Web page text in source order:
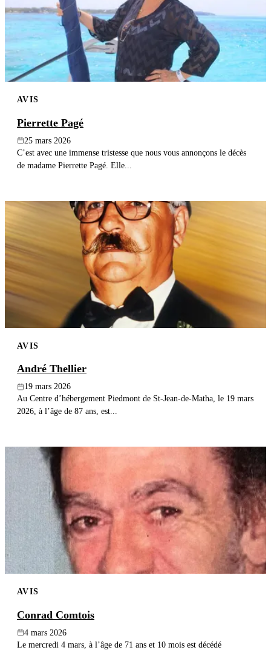
AVIS
Pierrette Pagé
25 mars 2026
C’est avec une immense tristesse que nous vous annonçons le décès
de madame Pierrette Pagé. Elle...
AVIS
André Thellier
19 mars 2026
Au Centre d’hébergement Piedmont de St-Jean-de-Matha, le 19 mars
2026, à l’âge de 87 ans, est...
AVIS
Conrad Comtois
4 mars 2026
Le mercredi 4 mars, à l’âge de 71 ans et 10 mois est décédé